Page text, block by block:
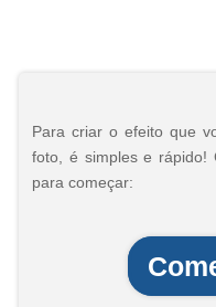
Para criar o efeito que
foto, é simples e rápido!
para começar: